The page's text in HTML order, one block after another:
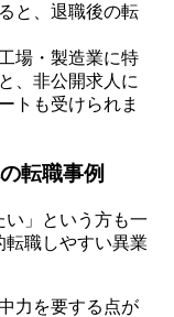
と、退職後の転
工場・製造業に特
、非公開求人に
トも受けられま
転職事例
い」という方も一
転職しやすい異業
力を要する点が